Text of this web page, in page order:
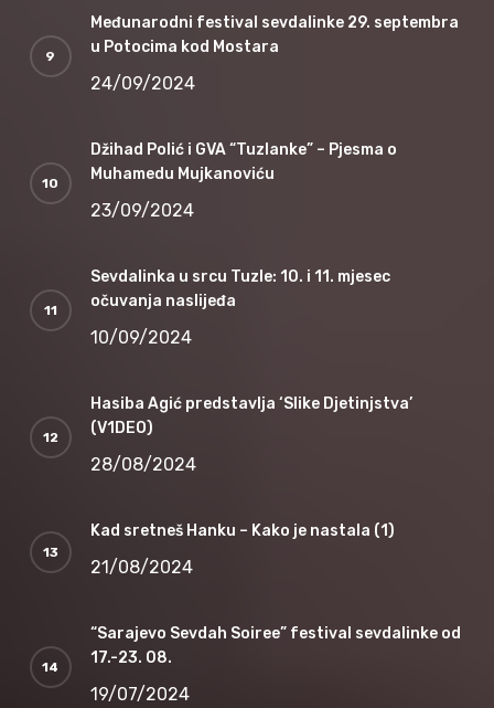
Međunarodni festival sevdalinke 29. septembra
u Potocima kod Mostara
24/09/2024
Džihad Polić i GVA “Tuzlanke” – Pjesma o
Muhamedu Mujkanoviću
23/09/2024
Sevdalinka u srcu Tuzle: 10. i 11. mjesec
očuvanja naslijeđa
10/09/2024
Hasiba Agić predstavlja ‘Slike Djetinjstva’
(V1DEO)
28/08/2024
Kad sretneš Hanku – Kako je nastala (1)
21/08/2024
“Sarajevo Sevdah Soiree” festival sevdalinke od
17.-23. 08.
19/07/2024